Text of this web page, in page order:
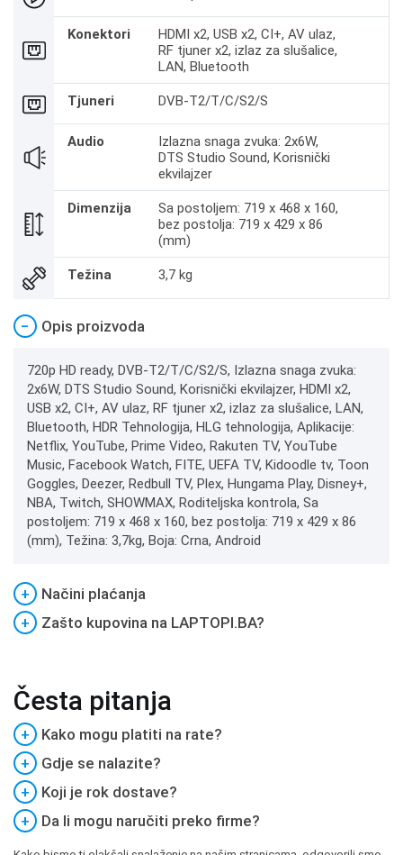
Konektori
HDMI x2, USB x2, CI+, AV ulaz,
RF tjuner x2, izlaz za slušalice,
LAN, Bluetooth
Tjuneri DVB-T2/T/C/S2/S
Audio
Izlazna snaga zvuka: 2x6W,
DTS Studio Sound, Korisnički
ekvilajzer
Dimenzija
Sa postoljem: 719 x 468 x 160,
bez postolja: 719 x 429 x 86
(mm)
Težina 3,7 kg
− Opis proizvoda
720p HD ready, DVB-T2/T/C/S2/S, Izlazna snaga zvuka:
2x6W, DTS Studio Sound, Korisnički ekvilajzer, HDMI x2,
USB x2, CI+, AV ulaz, RF tjuner x2, izlaz za slušalice, LAN,
Bluetooth, HDR Tehnologija, HLG tehnologija, Aplikacije:
Netflix, YouTube, Prime Video, Rakuten TV, YouTube
Music, Facebook Watch, FITE, UEFA TV, Kidoodle tv, Toon
Goggles, Deezer, Redbull TV, Plex, Hungama Play, Disney+,
NBA, Twitch, SHOWMAX, Roditeljska kontrola, Sa
postoljem: 719 x 468 x 160, bez postolja: 719 x 429 x 86
(mm), Težina: 3,7kg, Boja: Crna, Android
+
Načini plaćanja
+
Zašto kupovina na LAPTOPI.BA?
Česta pitanja
+
Kako mogu platiti na rate?
+
Gdje se nalazite?
+
Koji je rok dostave?
+
Da li mogu naručiti preko firme?